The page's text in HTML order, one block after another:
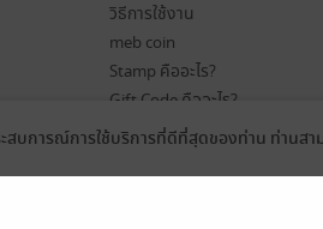
วิธีการใช้งาน
meb coin
Stamp คืออะไร?
Gift Code คืออะไร?
เงื่อนไขในการใช้บริการ
สบการณ์การใช้บริการที่ดีที่สุดของท่าน ท่าน